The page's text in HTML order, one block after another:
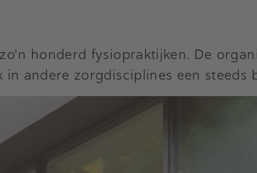
honderd fysiopraktijken. De
andere zorgdisciplines een steeds